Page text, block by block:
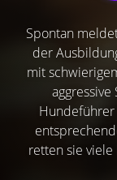
Spontan
der
mit
Hundeführer
retten sie